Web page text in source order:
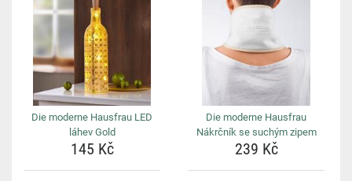
Die moderne Hausfrau LED
láhev Gold
145 Kč
Die moderne Hausfrau
Nákrčník se suchým zipem
239 Kč